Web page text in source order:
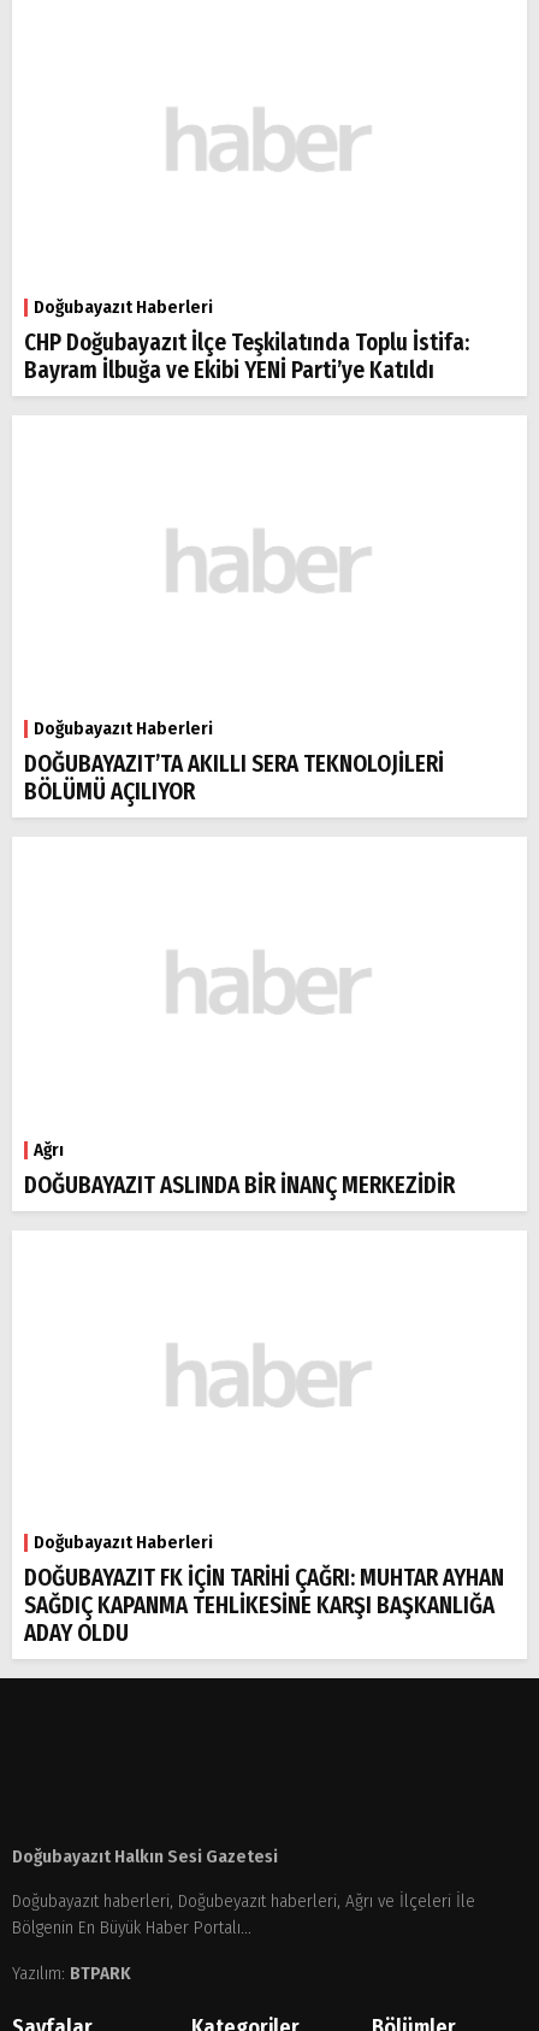
Doğubayazıt Haberleri
CHP Doğubayazıt İlçe Teşkilatında Toplu İstifa:
Bayram İlbuğa ve Ekibi YENİ Parti’ye Katıldı
Doğubayazıt Haberleri
DOĞUBAYAZIT’TA AKILLI SERA TEKNOLOJİLERİ
BÖLÜMÜ AÇILIYOR
Ağrı
DOĞUBAYAZIT ASLINDA BİR İNANÇ MERKEZİDİR
Doğubayazıt Haberleri
DOĞUBAYAZIT FK İÇİN TARİHİ ÇAĞRI: MUHTAR AYHAN
SAĞDIÇ KAPANMA TEHLİKESİNE KARŞI BAŞKANLIĞA
ADAY OLDU
Doğubayazıt Halkın Sesi Gazetesi
Doğubayazıt haberleri, Doğubeyazıt haberleri, Ağrı ve İlçeleri İle
Bölgenin En Büyük Haber Portalı...
Yazılım: BTPARK